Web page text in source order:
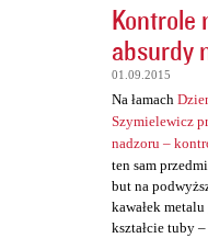
Kontrole
absurdy
01.09.2015
Na łamach
Szymielewicz
nadzoru –
ten sam
but na
kawałek
kształcie tuby